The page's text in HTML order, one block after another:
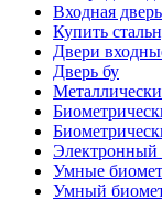
Входная
Купить
Двери
Дверь бу
Электронный
Умные
Умный